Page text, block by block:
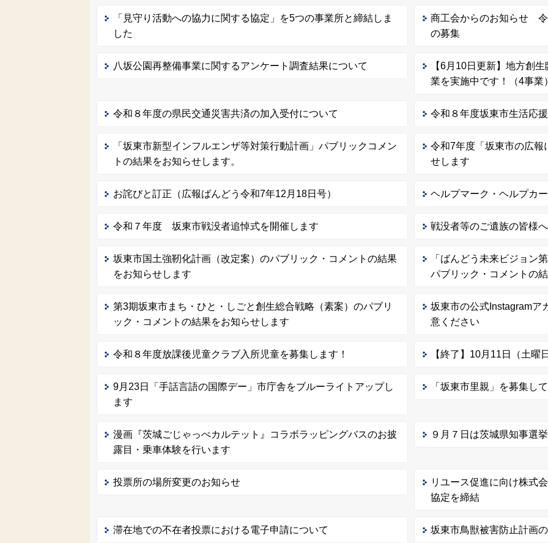
「見守り活動への協力に関する協定」を5つの事業所と締結しま
した
商工会からのお知らせ
の募集
八坂公園再整備事業に関するアンケート調査結果について
【6月10日更新】地方創
業を実施中です！（4事業
令和８年度の県民交通災害共済の加入受付について 令和８年度坂東市生活応
「坂東市新型インフルエンザ等対策行動計画」パブリックコメン
トの結果をお知らせします。
令和7年度「坂東市の広
せします
お詫びと訂正（広報ばんどう令和7年12月18日号） ヘルプマーク・ヘルプカ
令和７年度 坂東市戦没者追悼式を開催します 戦没者等のご遺族の皆様
坂東市国土強靭化計画（改定案）のパブリック・コメントの結果
をお知らせします
「ばんどう未来ビジョン
パブリック・コメントの
第3期坂東市まち・ひと・しごと創生総合戦略（素案）のパブリ
ック・コメントの結果をお知らせします
坂東市の公式Instagramア
意ください
令和８年度放課後児童クラブ入所児童を募集します！ 【終了】10月11日（土曜
9月23日「手話言語の国際デー」市庁舎をブルーライトアップし
ます
「坂東市里親」を募集し
漫画『茨城ごじゃっぺカルテット』コラボラッピングバスのお披
露目・乗車体験を行います
９月７日は茨城県知事選
投票所の場所変更のお知らせ
リユース促進に向け株式
協定を締結
滞在地での不在者投票における電子申請について 坂東市鳥獣被害防止計画